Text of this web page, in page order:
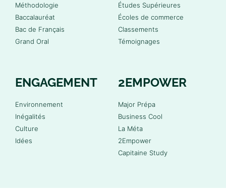
Méthodologie
Baccalauréat
Bac de Français
Grand Oral
Études Supérieures
Écoles de commerce
Classements
Témoignages
ENGAGEMENT
Environnement
Inégalités
Culture
Idées
2EMPOWER
Major Prépa
Business Cool
La Méta
2Empower
Capitaine Study